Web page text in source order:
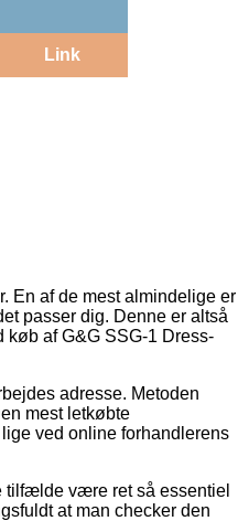
Link
En af de mest almindelige er
passer dig. Denne er altså
køb af G&G SSG-1 Dress-
adresse. Metoden
mest letkøbte
ved online forhandlerens
tilfælde være ret så essentiel
at man checker den